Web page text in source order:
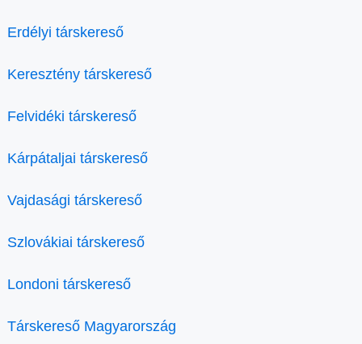
Erdélyi társkereső
Keresztény társkereső
Felvidéki társkereső
Kárpátaljai társkereső
Vajdasági társkereső
Szlovákiai társkereső
Londoni társkereső
Társkereső Magyarország